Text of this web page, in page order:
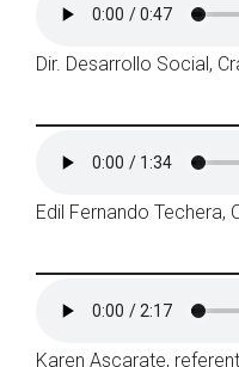
Dir. Desarrollo Social,
Edil Fernando Techera,
Karen Ascarate,